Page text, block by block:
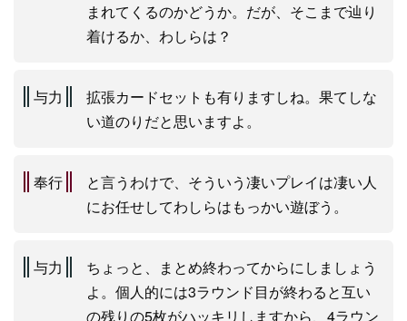
まれてくるのかどうか。だが、そこまで辿り
着けるか、わしらは？
与力
拡張カードセットも有りますしね。果てしな
い道のりだと思いますよ。
奉行
と言うわけで、そういう凄いプレイは凄い人
にお任せしてわしらはもっかい遊ぼう。
与力
ちょっと、まとめ終わってからにしましょう
よ。個人的には3ラウンド目が終わると互い
の残りの5枚がハッキリしますから、4ラウン